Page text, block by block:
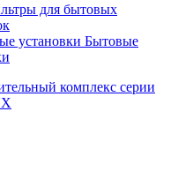
для бытовых
Бытовые